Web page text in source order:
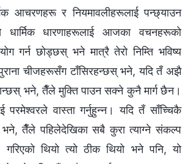
आचरणहरू र नियमावलीहरूलाई पन्छ्याउन
धारणाहरूलाई आजका वचनहरूको
गर्न छोड्छस् भने मात्रै तेरो निम्ति भविष्य
चीजहरूसँग टाँसिरहन्छस् भने, यदि तँ अझै
भने, तैँले मुक्ति पाउन सक्ने कुनै मार्ग छैन।
परमेश्‍वरले वास्ता गर्नुहुन्न। यदि तँ साँच्चिकै
भने, तैँले पहिलेदेखिका सबै कुरा त्याग्ने संकल्प
गरिएको थियो त्यो ठीक थियो भने पनि, यो